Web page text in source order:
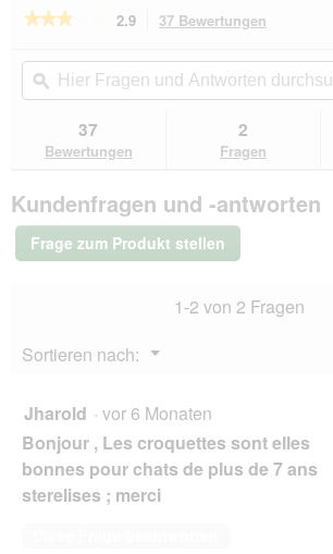
★★★★★
★★★★★
5
lesen
SELECT
Hair+Skin
Adult
und
2.9 37 Bewertungen
Aktion
navigierst
du
Hier
Fragen
und
Antworten
durchsuchen
ϙ
37
Bewertungen
2
Fragen
Kundenfragen und -antworten
Frage zum Produkt stellen
1-2 von 2 Fragen
Sortieren nach:
▼
Menü
Jharold · vor 6 Monaten
Bonjour , Les croquettes sont elles
bonnes pour chats de plus de 7 ans
sterelises ; merci